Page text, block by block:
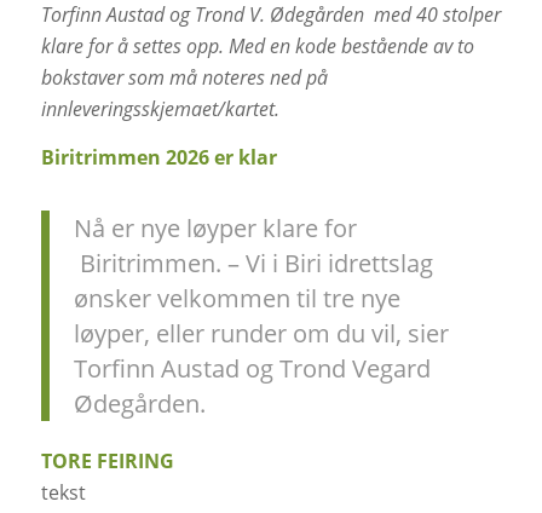
Torfinn Austad og Trond V. Ødegården med 40 stolper
klare for å settes opp. Med en kode bestående av to
bokstaver som må noteres ned på
innleveringsskjemaet/kartet.
Biritrimmen 2026 er klar
Nå er nye løyper klare for
Biritrimmen. – Vi i Biri idrettslag
ønsker velkommen til tre nye
løyper, eller runder om du vil, sier
Torfinn Austad og Trond Vegard
Ødegården.
TORE FEIRING
tekst